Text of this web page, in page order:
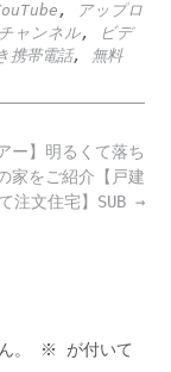
,
アップロ
チャンネル,
ビデ
携帯電話, 無料
ー】明るくて落ち
家をご紹介【戸建
て注文住宅】SUB →
。 ※
が付いて